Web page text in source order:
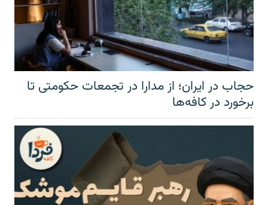
حجاب در ایران؛ از مدارا در تجمعات حکومتی تا
برخورد در کافه‌ها